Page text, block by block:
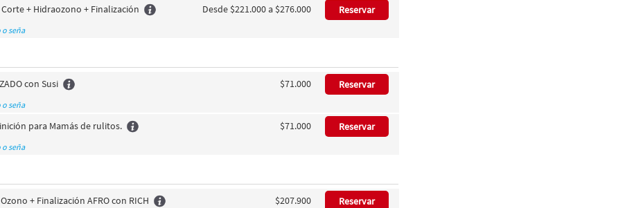
+ Hidraozono + Finalización Desde $221.000 a $276.000 Reservar
o seña
con Susi
$71.000 Reservar
o seña
para Mamás de rulitos. $71.000 Reservar
o seña
+ Finalización AFRO con RICH
$207.900 Reservar